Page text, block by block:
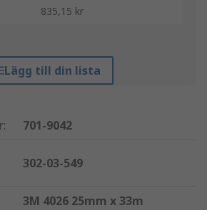
835,15 kr
Lägg till din lista
:
701-9042
302-03-549
3M 4026 25mm x 33m